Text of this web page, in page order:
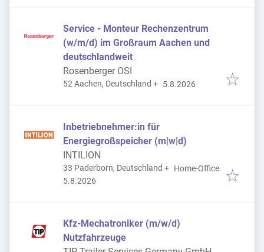
Service - Monteur Rechenzentrum
(w/m/d) im Großraum Aachen und
deutschlandweit
Rosenberger OSI
52 Aachen, Deutschland + Veröffentlicht
5.8.2026
Inbetriebnehmer:in für
Energiegroßspeicher (m|w|d)
INTILION
33 Paderborn, Deutschland + Home-Office
Veröffentlicht
5.8.2026
Kfz-Mechatroniker (m/w/d)
Nutzfahrzeuge